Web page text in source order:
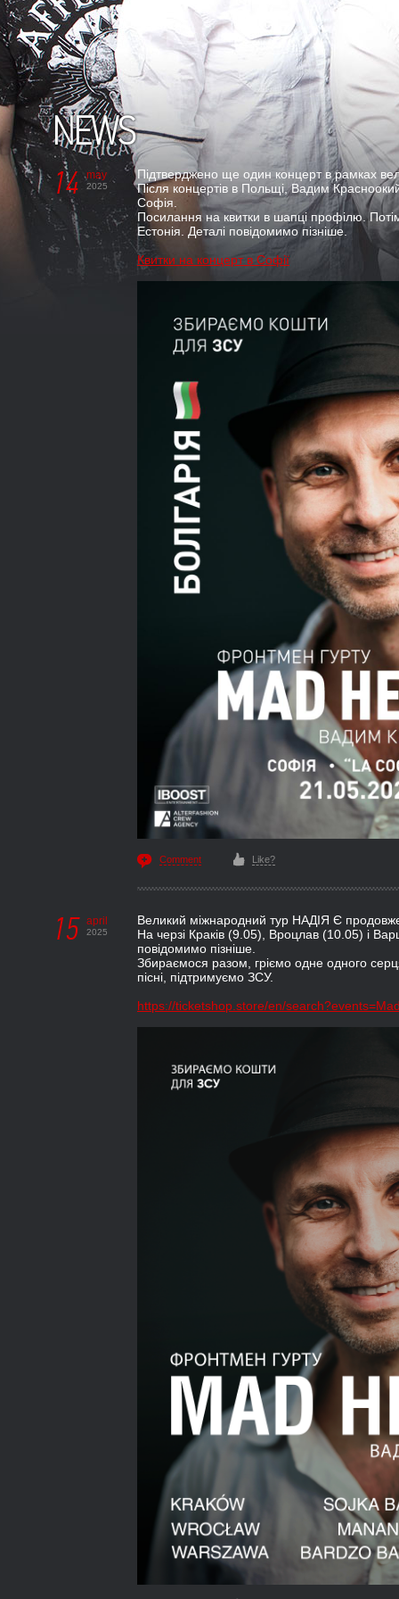
NEWS
14 may
2025
Підтверджено ще один концерт в рамках
Після концертів в Польщі, Вадим
Софія.
Посилання на квитки в шапці профілю.
Естонія. Деталі повідомимо пізніше.
Квитки на концерт в Софії
Comment Like?
15 april
2025
Великий міжнародний тур НАДІЯ Є
На черзі Краків (9.05), Вроцлав (10.05) і
повідомимо пізніше.
Збираємося разом, гріємо одне одного
пісні, підтримуємо ЗСУ.
https://ticketshop.store/en/